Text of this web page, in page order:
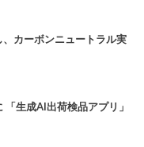
カーボンニュートラル実
生成AI出荷検品アプリ」